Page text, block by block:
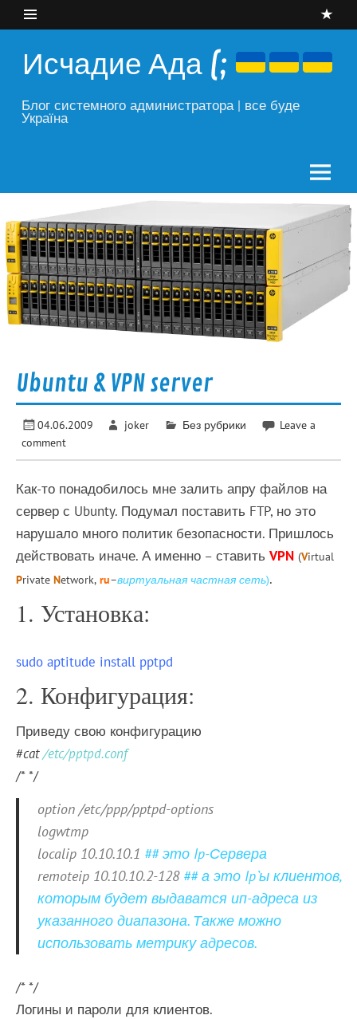
content
Исчадие Ада (;
Блог системного администратора | все буде
Україна
Ubuntu & VPN server
04.06.2009 joker Без рубрики
Leave a
comment
Как-то понадобилось мне залить апру файлов на
сервер с Ubunty. Подумал поставить FTP, но это
нарушало много политик безопасности. Пришлось
действовать иначе. А именно – ставитьVPN (Virtual
PrivateNetwork, ru–виртуальная частная сеть).
1. Установка:
sudo aptitude install pptpd
2. Конфигурация:
Приведу свою конфигурацию
#cat/etc/pptpd.conf
/* */
option /etc/ppp/pptpd-options
logwtmp
localip 10.10.10.1 ## это Ip-Сервера
remoteip 10.10.10.2-128 ## а это Ip`ы клиентов,
которым будет выдаватся ип-адреса из
указанного диапазона. Также можно
использовать метрику адресов.
/* */
Логины и пароли для клиентов.